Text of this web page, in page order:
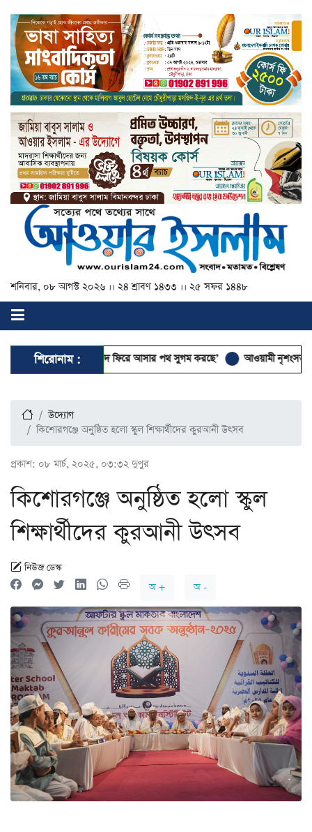
শনিবার, ০৮ আগস্ট ২০২৬ ।। ২৪ শ্রাবণ ১৪৩৩ ।। ২৫ সফর ১৪৪৮
শিরোনাম :
ফ্যাসিবাদ ফিরে আসার পথ সুগম করছে’ আওয়ামী নৃশংসতার বৈশ্বিক
উদ্যোগ
কিশোরগঞ্জে অনুষ্ঠিত হলো স্কুল শিক্ষার্থীদের কুরআনী উৎসব
প্রকাশ: ০৮ মার্চ, ২০২৫, ০৩:৩২ দুপুর
কিশোরগঞ্জে অনুষ্ঠিত হলো স্কুল
শিক্ষার্থীদের কুরআনী উৎসব
নিউজ ডেস্ক
অ +
অ -